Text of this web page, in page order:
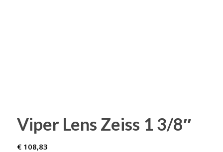
Viper Lens Zeiss 1 3/8″
€108,83